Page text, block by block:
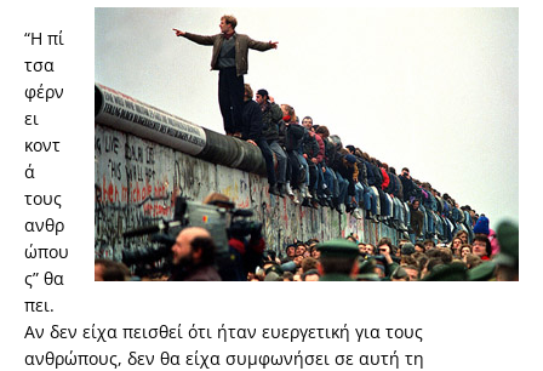
“H πί
τσα
φέρν
ει
κοντ
ά
τους
ανθρ
ώπου
ς” θα
πει.
Αν δεν είχα πεισθεί ότι ήταν ευεργετική για τους
ανθρώπους, δεν θα είχα συμφωνήσει σε αυτή τη